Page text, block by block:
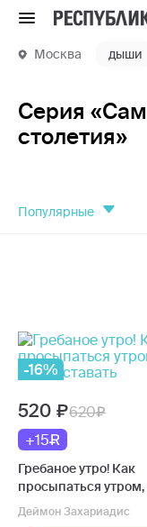
Меню
Москва дыши
Серия
столетия»
популярные
-16%
520
620
+15
Гребаное утро! Как
просыпаться утром,
восставать
Деймон Захариадис